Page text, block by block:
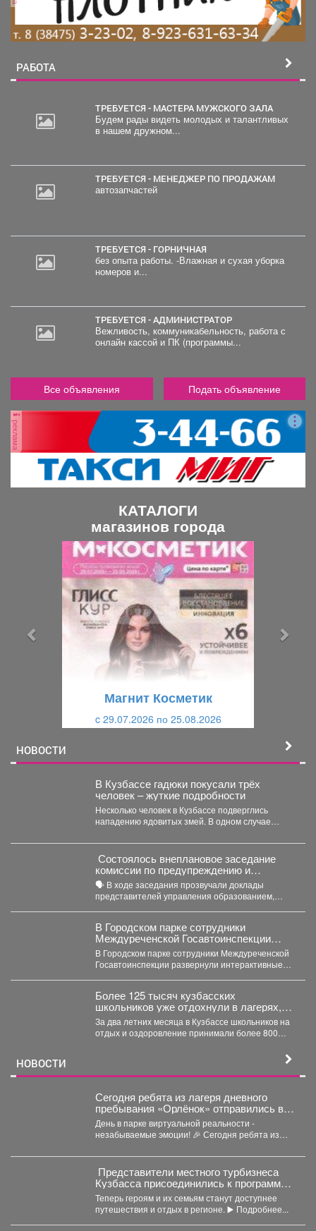
РАБОТА
ТРЕБУЕТСЯ - МАСТЕРА МУЖСКОГО ЗАЛА
Будем рады видеть молодых и талантливых
в нашем дружном...
ТРЕБУЕТСЯ - МЕНЕДЖЕР ПО ПРОДАЖАМ
автозапчастей
ТРЕБУЕТСЯ - ГОРНИЧНАЯ
без опыта работы. -Влажная и сухая уборка
номеров и...
ТРЕБУЕТСЯ - АДМИНИСТРАТОР
Вежливость, коммуникабельность, работа с
онлайн кассой и ПК (программы...
Все объявления Подать объявление
реклама
КАТАЛОГИ
магазинов города
Магнит Косметик
c 29.07.2026 по 25.08.2026
НОВОСТИ
В Кузбассе гадюки покусали трёх
человек – жуткие подробности
Несколько человек в Кузбассе подверглись
нападению ядовитых змей. В одном случае
Состоялось внеплановое заседание
комиссии по предупреждению и
ликвидации чрезвычайных ситуаций и
пожарной безопасности
🗣️ В ходе заседания прозвучали доклады
представителей управления образованием,
В Городском парке сотрудники
Междуреченской Госавтоинспекции
развернули интерактивные
профилактические площадки
В Городском парке сотрудники Междуреченской
Госавтоинспекции развернули интерактивные
Более 125 тысяч кузбасских
школьников уже отдохнули в лагерях,
походах и санаториях
За два летних месяца в Кузбассе школьников на
отдых и оздоровление принимали более 800
НОВОСТИ
Сегодня ребята из лагеря дневного
пребывания «Орлёнок» отправились в
настоящее цифровое приключение - в
парк виртуальной реальности!
День в парке виртуальной реальности -
незабываемые эмоции! 🎉 Сегодня ребята из
Представители местного турбизнеса
Кузбасса присоединились к программе
поддержки участников СВО и их
близкихне.
Теперь героям и их семьям станут доступнее
путешествия и отдых в регионе. ▶️ Подробнее...